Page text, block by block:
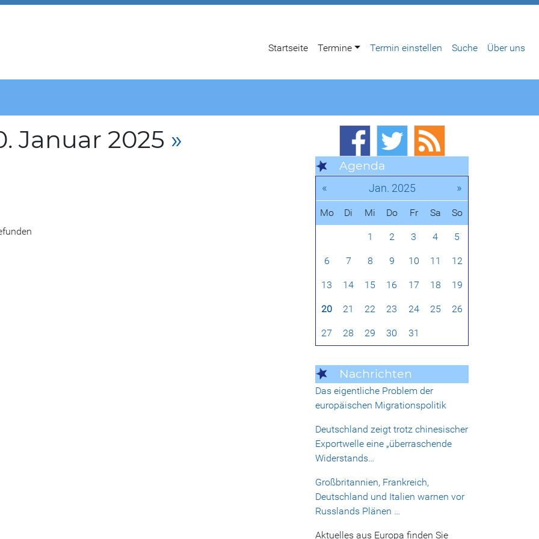
Startseite Termine Termin einstellen Suche Über uns
Januar 2025 »
Agenda
« Jan. 2025 »
Mo Di Mi Do Fr Sa So
1 2 3 4 5
6 7 8 9 10 11 12
13 14 15 16 17 18 19
20 21 22 23 24 25 26
27 28 29 30 31
Nachrichten
Das eigentliche Problem der
europäischen Migrationspolitik
Deutschland zeigt trotz chinesischer
Exportwelle eine „überraschende
Widerstands…
Großbritannien, Frankreich,
Deutschland und Italien warnen vor
Russlands Plänen …
Aktuelles aus Europa finden Sie